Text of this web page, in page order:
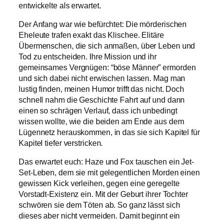
entwickelte als erwartet.
Der Anfang war wie befürchtet: Die mörderischen
Eheleute trafen exakt das Klischee. Elitäre
Übermenschen, die sich anmaßen, über Leben und
Tod zu entscheiden. Ihre Mission und ihr
gemeinsames Vergnügen: “böse Männer” ermorden
und sich dabei nicht erwischen lassen. Mag man
lustig finden, meinen Humor trifft das nicht. Doch
schnell nahm die Geschichte Fahrt auf und dann
einen so schrägen Verlauf, dass ich unbedingt
wissen wollte, wie die beiden am Ende aus dem
Lügennetz herauskommen, in das sie sich Kapitel für
Kapitel tiefer verstricken.
Das erwartet euch: Haze und Fox tauschen ein Jet-
Set-Leben, dem sie mit gelegentlichen Morden einen
gewissen Kick verleihen, gegen eine geregelte
Vorstadt-Existenz ein. Mit der Geburt ihrer Tochter
schwören sie dem Töten ab. So ganz lässt sich
dieses aber nicht vermeiden. Damit beginnt ein